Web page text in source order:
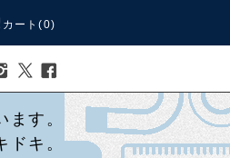
カート(0)
す。
ドキ。